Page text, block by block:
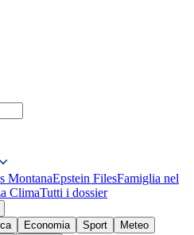
MontanaEpstein FilesFamiglia nel
ClimaTutti i dossier
Economia Sport
Meteo